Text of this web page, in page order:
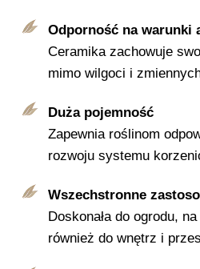
Odporność na warunki
Ceramika zachowuje
mimo wilgoci i
Duża pojemność
Zapewnia roślinom
rozwoju systemu
Wszechstronne
Doskonała do ogrodu,
również do wnętrz i